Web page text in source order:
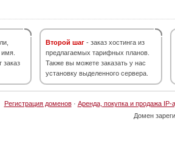
Второй шаг - заказ хостинга из
предлагаемых тарифных планов.
Также вы можете заказать у нас
установку выделенного сервера.
Регистрация доменов· Аренда, покупка и продажа IP-
Домен